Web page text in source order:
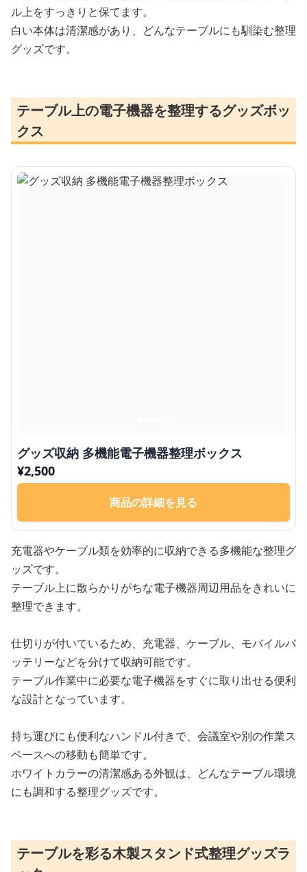
ル上をすっきりと保てます。
白い本体は清潔感があり、どんなテーブルにも馴染む整理
グッズです。
テーブル上の電子機器を整理するグッズボッ
クス
グッズ収納 多機能電子機器整理ボックス
¥2,500
商品の詳細を見る
充電器やケーブル類を効率的に収納できる多機能な整理グ
ッズです。
テーブル上に散らかりがちな電子機器周辺用品をきれいに
整理できます。
仕切りが付いているため、充電器、ケーブル、モバイルバ
ッテリーなどを分けて収納可能です。
テーブル作業中に必要な電子機器をすぐに取り出せる便利
な設計となっています。
持ち運びにも便利なハンドル付きで、会議室や別の作業ス
ペースへの移動も簡単です。
ホワイトカラーの清潔感ある外観は、どんなテーブル環境
にも調和する整理グッズです。
テーブルを彩る木製スタンド式整理グッズラ